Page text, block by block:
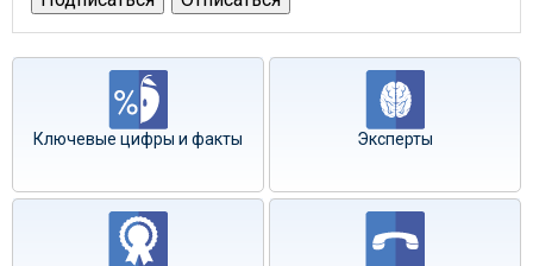
Ключевые цифры и факты Эксперты